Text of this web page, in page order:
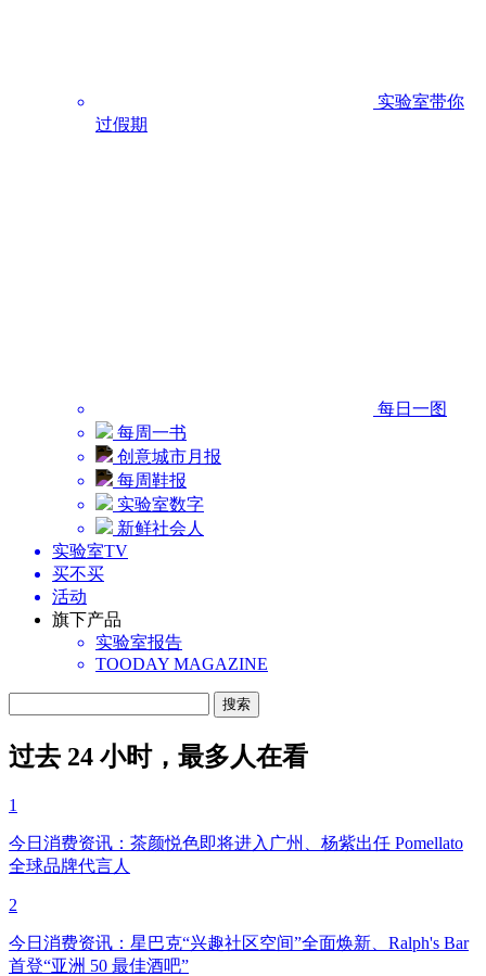
实验室带你
过假期
每日一图
每周一书
创意城市月报
每周鞋报
实验室数字
新鲜社会人
实验室TV
买不买
活动
旗下产品
实验室报告
TOODAY MAGAZINE
过去 24 小时，最多人在看
1
今日消费资讯：茶颜悦色即将进入广州、杨紫出任 Pomellato
全球品牌代言人
2
今日消费资讯：星巴克“兴趣社区空间”全面焕新、Ralph's Bar
首登“亚洲 50 最佳酒吧”